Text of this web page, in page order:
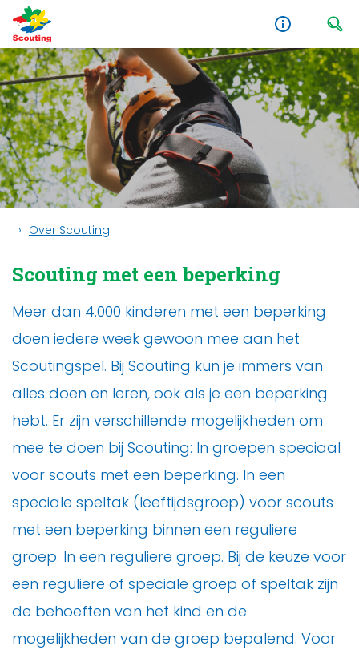
Over Scouting
Scouting met een beperking
Meer dan 4.000 kinderen met een beperking
doen iedere week gewoon mee aan het
Scoutingspel. Bij Scouting kun je immers van
alles doen en leren, ook als je een beperking
hebt. Er zijn verschillende mogelijkheden om
mee te doen bij Scouting: In groepen speciaal
voor scouts met een beperking. In een
speciale speltak (leeftijdsgroep) voor scouts
met een beperking binnen een reguliere
groep. In een reguliere groep. Bij de keuze voor
een reguliere of speciale groep of speltak zijn
de behoeften van het kind en de
mogelijkheden van de groep bepalend. Voor